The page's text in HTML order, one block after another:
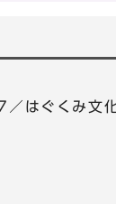
はぐくみ文